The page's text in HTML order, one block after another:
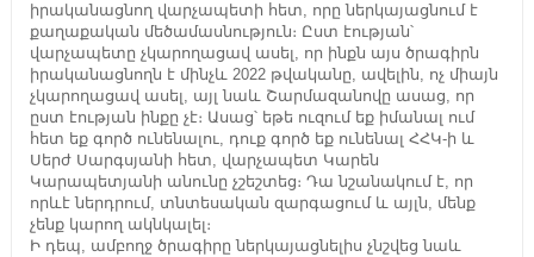
իրականացնող վարչապետի հետ, որը ներկայացնում է
քաղաքական մեծամասնություն։ Ըստ էության՝
վարչապետը չկարողացավ ասել, որ ինքն այս ծրագիրն
իրականացնողն է մինչև 2022 թվականը, ավելին, ոչ միայն
չկարողացավ ասել, այլ նաև Շարմազանովը ասաց, որ
ըստ էության ինքը չէ։ Ասաց՝ եթե ուզում եք իմանալ ում
հետ եք գործ ունենալու, դուք գործ եք ունենալ ՀՀԿ-ի և
Սերժ Սարգսյանի հետ, վարչապետ Կարեն
Կարապետյանի անունը չշեշտեց։ Դա նշանակում է, որ
որևէ ներդրում, տնտեսական զարգացում և այլն, մենք
չենք կարող ակնկալել։
Ի դեպ, ամբողջ ծրագիրը ներկայացնելիս չնշվեց նաև